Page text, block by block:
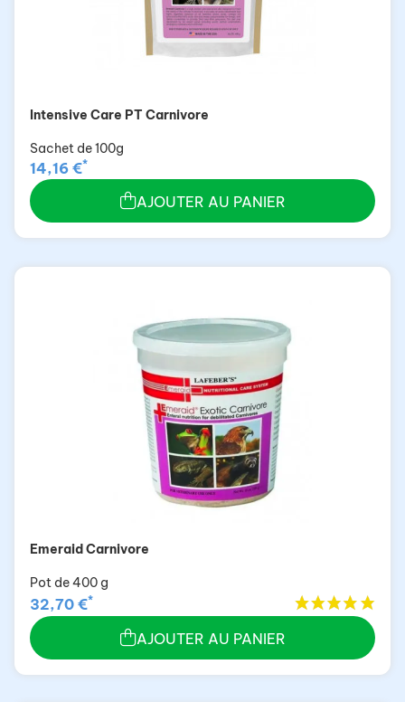
Intensive Care PT Carnivore
Sachet de 100g
14,16 €*
AJOUTER AU PANIER
Emeraid Carnivore
Pot de 400 g
32,70 €*
AJOUTER AU PANIER